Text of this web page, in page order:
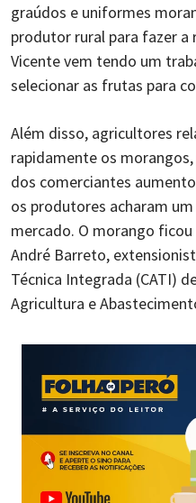
graúdos e uniformes
produtor rural para fazer a
Vicente vem tendo um
selecionar as frutas para
Além disso, agricultores
rapidamente os
dos comerciantes
os produtores acharam
mercado. O morango ficou
André Barreto,
Técnica Integrada (CATI)
Agricultura e